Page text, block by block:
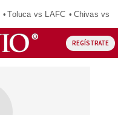
Toluca vs LAFC Chivas vs
REGÍSTRATE